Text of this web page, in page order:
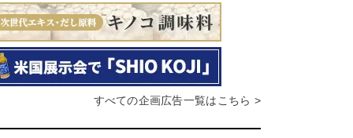
すべての企画広告一覧はこちら >